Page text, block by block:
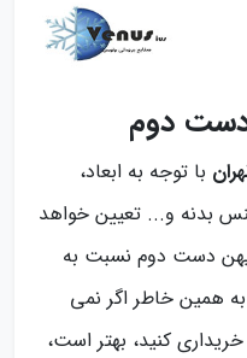
دوم
با توجه به ابعاد،
بدنه و... تعیین خواهد
دست دوم نسبت به
همین خاطر اگر نمی
کنید، بهتر است،